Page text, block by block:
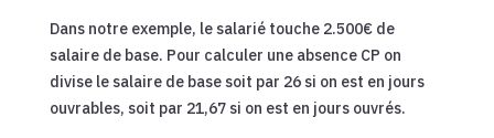
Dans notre exemple, le salarié touche 2.500€ de
salaire de base. Pour calculer une absence CP on
divise le salaire de base soit par 26 si on est en jours
ouvrables, soit par 21,67 si on est en jours ouvrés.